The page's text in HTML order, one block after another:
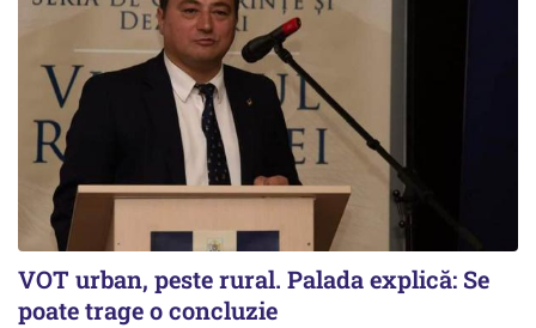
VOT urban, peste rural. Palada explică: Se
poate trage o concluzie